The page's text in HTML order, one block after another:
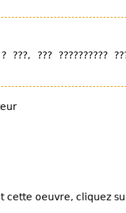
???, ??? ??????????
cette oeuvre, cliquez